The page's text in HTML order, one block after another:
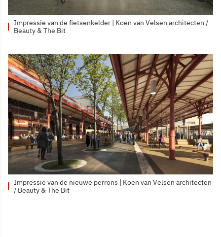
Impressie van de fietsenkelder | Koen van Velsen architecten /
Beauty & The Bit
Impressie van de nieuwe perrons | Koen van Velsen architecten
/ Beauty & The Bit